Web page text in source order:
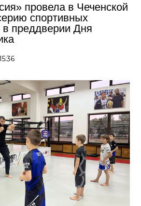
провела в Чеченской
спортивных
в преддверии Дня